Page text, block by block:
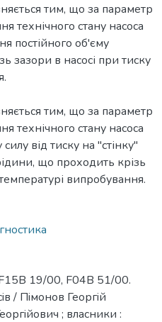
тим, що за параметр
технічного стану насоса
постійного об'єму
зазори в насосі при тиску
тим, що за параметр
технічного стану насоса
від тиску на ″стінку″
що проходить крізь
випробування.
19/00, F04B 51/00.
/ Пiмонов Георгiй
; власники :